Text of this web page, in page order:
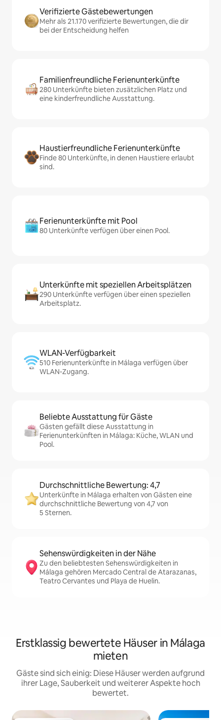
Verifizierte Gästebewertungen
Mehr als 21.170 verifizierte Bewertungen, die dir
bei der Entscheidung helfen
Familienfreundliche Ferienunterkünfte
280 Unterkünfte bieten zusätzlichen Platz und
eine kinderfreundliche Ausstattung.
Haustierfreundliche Ferienunterkünfte
Finde 80 Unterkünfte, in denen Haustiere erlaubt
sind.
Ferienunterkünfte mit Pool
80 Unterkünfte verfügen über einen Pool.
Unterkünfte mit speziellen Arbeitsplätzen
290 Unterkünfte verfügen über einen speziellen
Arbeitsplatz.
WLAN-Verfügbarkeit
510 Ferienunterkünfte in Málaga verfügen über
WLAN-Zugang.
Beliebte Ausstattung für Gäste
Gästen gefällt diese Ausstattung in
Ferienunterkünften in Málaga: Küche, WLAN und
Pool.
Durchschnittliche Bewertung: 4,7
Unterkünfte in Málaga erhalten von Gästen eine
durchschnittliche Bewertung von 4,7 von
5 Sternen.
Sehenswürdigkeiten in der Nähe
Zu den beliebtesten Sehenswürdigkeiten in
Málaga gehören Mercado Central de Atarazanas,
Teatro Cervantes und Playa de Huelin.
Erstklassig bewertete Häuser in Málaga
mieten
Gäste sind sich einig: Diese Häuser werden aufgrund
ihrer Lage, Sauberkeit und weiterer Aspekte hoch
bewertet.